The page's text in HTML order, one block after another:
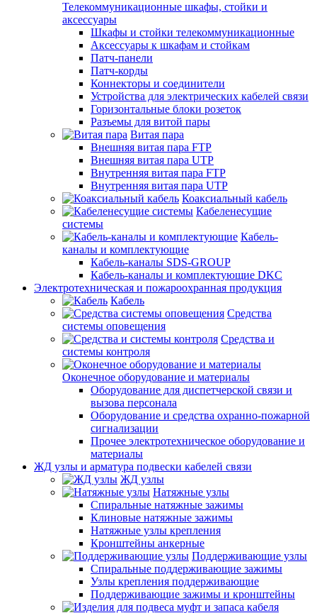
Телекоммуникационные шкафы, стойки и
аксессуары
Шкафы и стойки телекоммуникационные
Аксессуары к шкафам и стойкам
Патч-панели
Патч-корды
Коннекторы и соединители
Устройства для электрических кабелей связи
Горизонтальные блоки розеток
Разъемы для витой пары
Витая пара
Внешняя витая пара FTP
Внешняя витая пара UTP
Внутренняя витая пара FTP
Внутренняя витая пара UTP
Коаксиальный кабель
Кабеленесущие
системы
Кабель-
каналы и комплектующие
Кабель-каналы SDS-GROUP
Кабель-каналы и комплектующие DKC
Электротехническая и пожароохранная продукция
Кабель
Средства
системы оповещения
Средства и
системы контроля
Оконечное оборудование и материалы
Оборудование для диспетчерской связи и
вызова персонала
Оборудование и средства охранно-пожарной
сигнализации
Прочее электротехническое оборудование и
материалы
ЖД узлы и арматура подвески кабелей связи
ЖД узлы
Натяжные узлы
Спиральные натяжные зажимы
Клиновые натяжные зажимы
Натяжные узлы крепления
Кронштейны анкерные
Поддерживающие узлы
Спиральные поддерживающие зажимы
Узлы крепления поддерживающие
Поддерживающие зажимы и кронштейны